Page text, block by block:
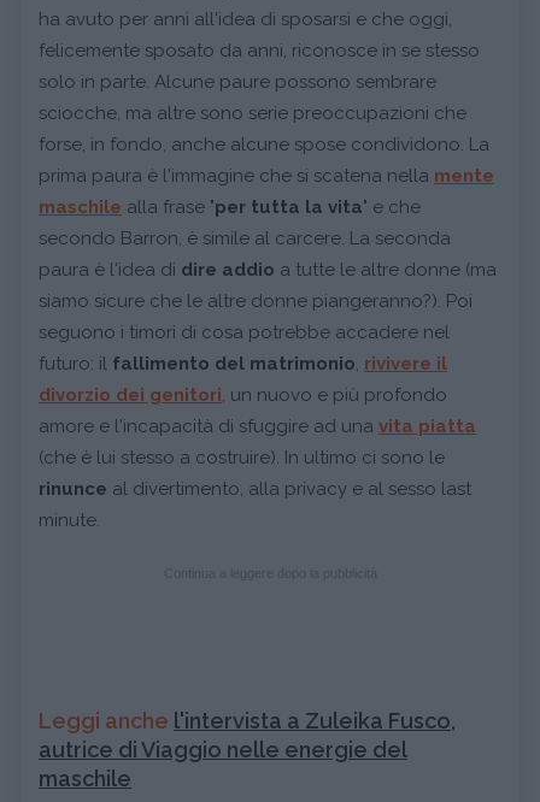
ha avuto per anni all'idea di sposarsi e che oggi,
felicemente sposato da anni, riconosce in se stesso
solo in parte. Alcune paure possono sembrare
sciocche, ma altre sono serie preoccupazioni che
forse, in fondo, anche alcune spose condividono. La
prima paura è l'immagine che si scatena nella mente
maschile alla frase "per tutta la vita" e che
secondo Barron, è simile al carcere. La seconda
paura è l'idea di dire addio a tutte le altre donne (ma
siamo sicure che le altre donne piangeranno?). Poi
seguono i timori di cosa potrebbe accadere nel
futuro: il fallimento del matrimonio, rivivere il
divorzio dei genitori, un nuovo e più profondo
amore e l'incapacità di sfuggire ad una vita piatta
(che è lui stesso a costruire). In ultimo ci sono le
rinunce al divertimento, alla privacy e al sesso last
minute.
Leggi anche l'intervista a Zuleika Fusco,
autrice di Viaggio nelle energie del
maschile